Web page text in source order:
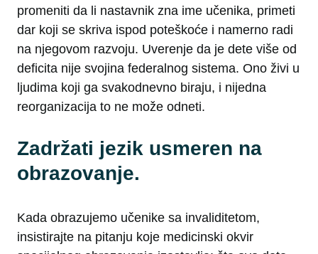
promeniti da li nastavnik zna ime učenika, primeti
dar koji se skriva ispod poteškoće i namerno radi
na njegovom razvoju. Uverenje da je dete više od
deficita nije svojina federalnog sistema. Ono živi u
ljudima koji ga svakodnevno biraju, i nijedna
reorganizacija to ne može odneti.
Zadržati jezik usmeren na
obrazovanje.
Kada obrazujemo učenike sa invaliditetom,
insistirajte na pitanju koje medicinski okvir